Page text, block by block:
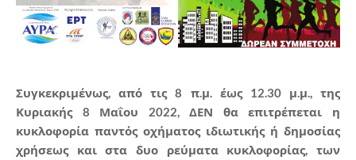
Συγκεκριμένως, από τις 8 π.μ. έως 12.30 μ.μ., της
Κυριακής 8 Μαΐου 2022, ΔΕΝ θα επιτρέπεται η
κυκλοφορία παντός οχήματος ιδιωτικής ή δημοσίας
χρήσεως και στα δυο ρεύματα κυκλοφορίας, των